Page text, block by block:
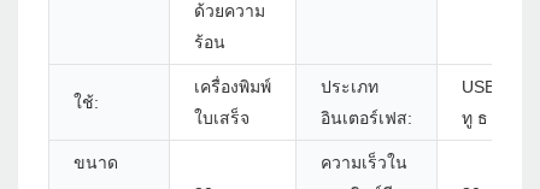
ด้วยความ
ร้อน
ใช้:
เครื่องพิมพ์
ใบเสร็จ
ประเภท
อินเตอร์เฟส:
ทู ธ
ขนาด
ความเร็วใน